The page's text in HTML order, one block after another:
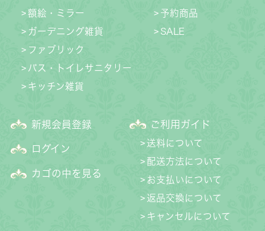
額絵・ミラー
ガーデニング雑貨
ファブリック
バス・トイレサニタリー
キッチン雑貨
予約商品
SALE
新規会員登録
ログイン
カゴの中を見る
ご利用ガイド
送料について
配送方法について
お支払いについて
返品交換について
キャンセルについて